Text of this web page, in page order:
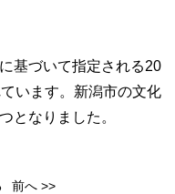
基づいて指定される20
います。新潟市の文化
となりました。
前へ >>